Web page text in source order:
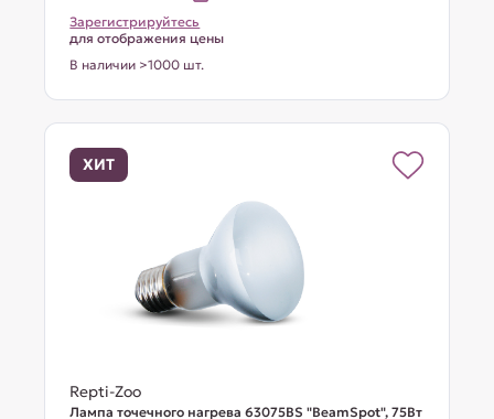
Зарегистрируйтесь
для отображения цены
В наличии >1000 шт.
ХИТ
Repti-Zoo
Лампа точечного нагрева 63075BS "BeamSpot", 75Вт